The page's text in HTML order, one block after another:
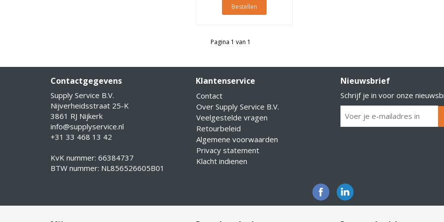
Bestellen
Pagina 1 van 1
Contactgegevens
Supply Service B.V.
Nijverheidsstraat 25-K
3861 RJ Nijkerk
info@supplyservice.nl
+31 33 468 13 42
KvK nummer: 66384737
BTW nummer: NL856526605B01
Klantenservice
Contact
Over Supply Service B.V.
Veelgestelde vragen
Retourbeleid
Algemene voorwaarden
Privacy statement
Klacht indienen
Nieuwsbrief
Schrijf je in voor onze